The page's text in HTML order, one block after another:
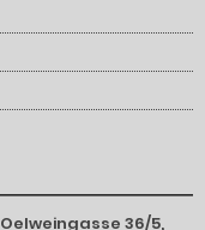
Oelweingasse 36/5,